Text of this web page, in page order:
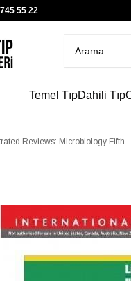
55 22
Temel TıpDahili Tıp
Reviews: Microbiology Fifth